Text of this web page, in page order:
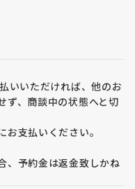
いいただければ、他のお
ず、商談中の状態へと切
支払いください。
、予約金は返金致しかね